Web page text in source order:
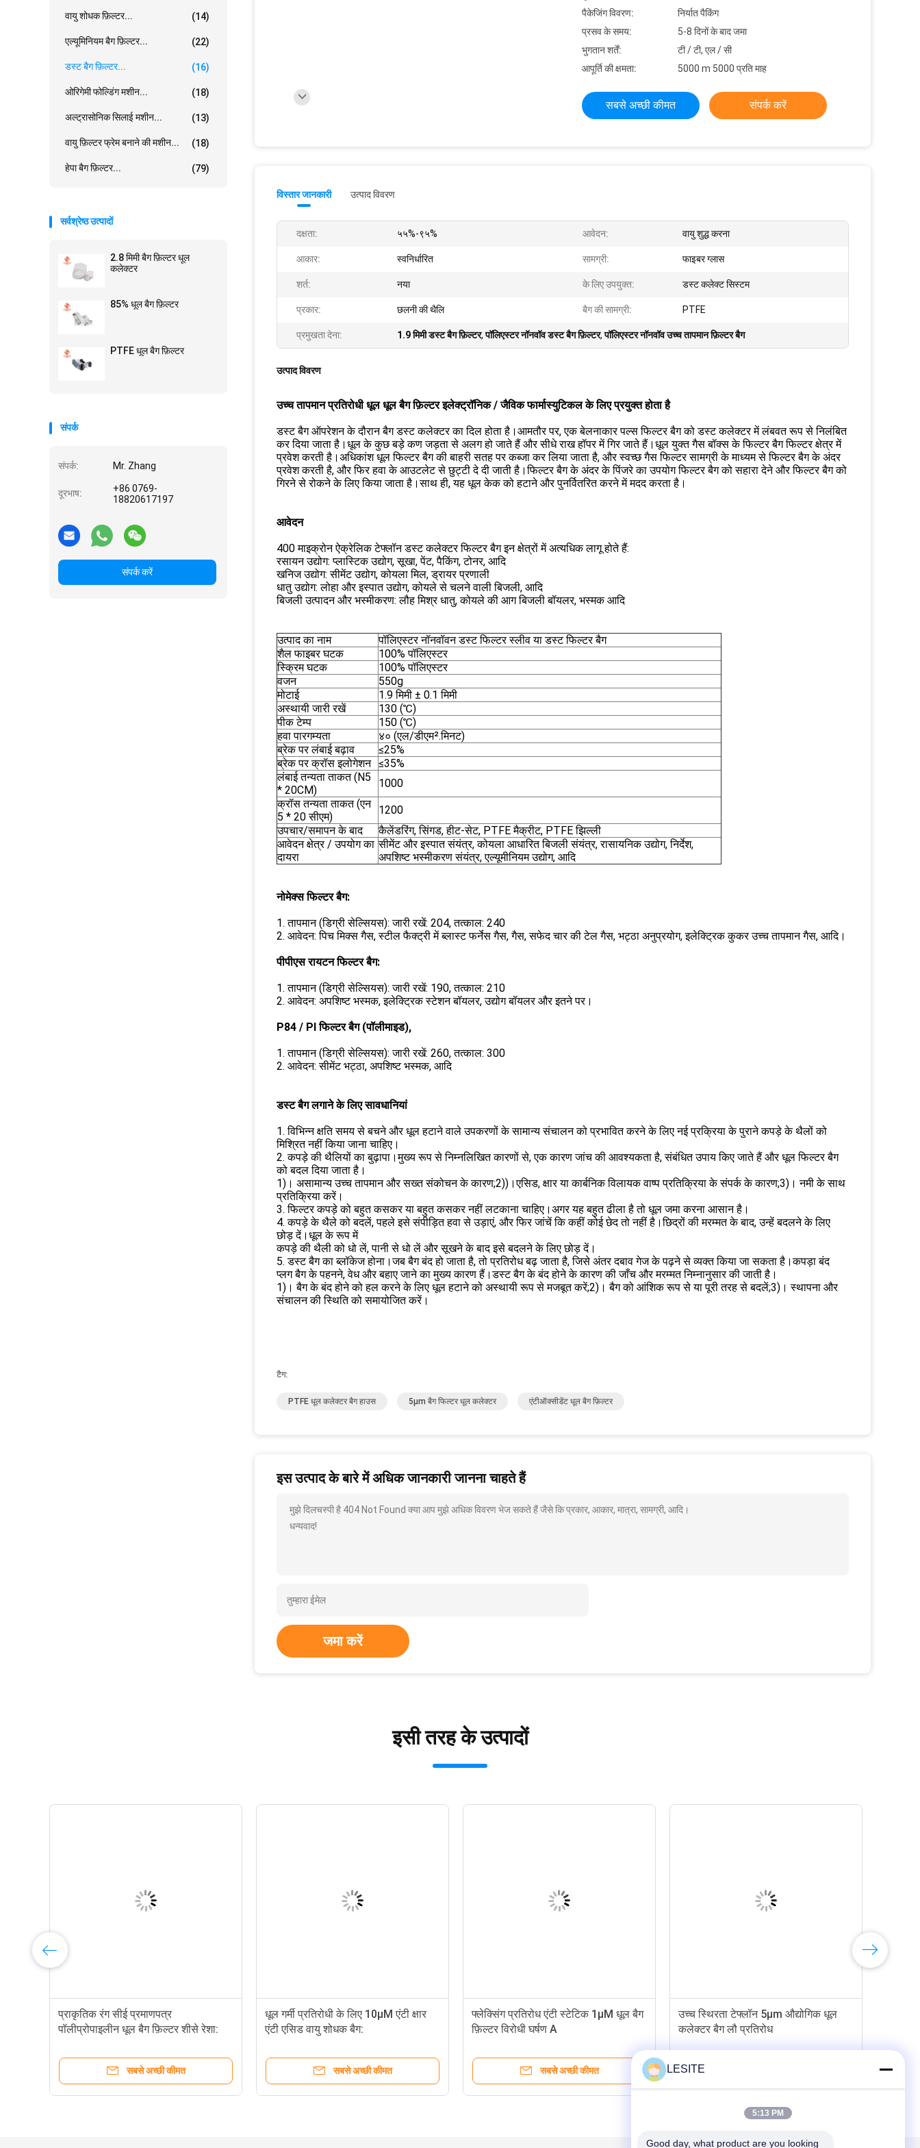
वायु शोधक फ़िल्टर... (14)
एल्यूमिनियम बैग फ़िल्टर... (22)
डस्ट बैग फ़िल्टर... (16)
ओरिगेमी फोल्डिंग मशीन... (18)
अल्ट्रासोनिक सिलाई मशीन... (13)
वायु फ़िल्टर फ्रेम बनाने की मशीन... (18)
हेपा बैग फ़िल्टर... (79)
सर्वश्रेष्ठ उत्पादों
2.8 मिमी बैग फ़िल्टर धूल
कलेक्टर
85% धूल बैग फ़िल्टर
PTFE धूल बैग फ़िल्टर
संपर्क
संपर्क: Mr. Zhang
दूरभाष:
+86 0769-
18820617197
संपर्क करें
पैकेजिंग विवरण:
निर्यात पैकिंग
प्रसव के समय:
5-8 दिनों के बाद जमा
भुगतान शर्तें:
टी / टी, एल / सी
आपूर्ति की क्षमता:
5000 m 5000 प्रति माह
सबसे अच्छी कीमत संपर्क करें
विस्तार जानकारी उत्पाद विवरण
दक्षता: ५५%-९५% आवेदन: वायु शुद्ध करना
आकार: स्वनिर्धारित सामग्री: फाइबर ग्लास
शर्त: नया के लिए उपयुक्त: डस्ट कलेक्ट सिस्टम
प्रकार: छलनी की थैलि बैग की सामग्री: PTFE
प्रमुखता देना: 1.9 मिमी डस्ट बैग फ़िल्टर,पॉलिएस्टर नॉनवॉव डस्ट बैग फ़िल्टर,पॉलिएस्टर नॉनवॉव उच्च तापमान फ़िल्टर बैग
उत्पाद विवरण
उच्च तापमान प्रतिरोधी धूल धूल बैग फ़िल्टर इलेक्ट्रॉनिक / जैविक फार्मास्युटिकल के लिए प्रयुक्त होता है
डस्ट बैग ऑपरेशन के दौरान बैग डस्ट कलेक्टर का दिल होता है।आमतौर पर, एक बेलनाकार पल्स फिल्टर बैग को डस्ट कलेक्टर में लंबवत रूप से निलंबित
कर दिया जाता है।धूल के कुछ बड़े कण जड़ता से अलग हो जाते हैं और सीधे राख हॉपर में गिर जाते हैं।धूल युक्त गैस बॉक्स के फिल्टर बैग फिल्टर क्षेत्र में
प्रवेश करती है।अधिकांश धूल फिल्टर बैग की बाहरी सतह पर कब्जा कर लिया जाता है, और स्वच्छ गैस फिल्टर सामग्री के माध्यम से फिल्टर बैग के अंदर
प्रवेश करती है, और फिर हवा के आउटलेट से छुट्टी दे दी जाती है।फिल्टर बैग के अंदर के पिंजरे का उपयोग फिल्टर बैग को सहारा देने और फिल्टर बैग को
गिरने से रोकने के लिए किया जाता है।साथ ही, यह धूल केक को हटाने और पुनर्वितरित करने में मदद करता है।
आवेदन
400 माइक्रोन ऐक्रेलिक टेफ्लॉन डस्ट कलेक्टर फिल्टर बैग इन क्षेत्रों में अत्यधिक लागू होते हैं:
रसायन उद्योग: प्लास्टिक उद्योग, सूखा, पेंट, पैकिंग, टोनर, आदि
खनिज उद्योग: सीमेंट उद्योग, कोयला मिल, ड्रायर प्रणाली
धातु उद्योग: लोहा और इस्पात उद्योग, कोयले से चलने वाली बिजली, आदि
बिजली उत्पादन और भस्मीकरण: लौह मिश्र धातु, कोयले की आग बिजली बॉयलर, भस्मक आदि
उत्पाद का नाम
पॉलिएस्टर नॉनवॉवन डस्ट फिल्टर स्लीव या डस्ट फिल्टर बैग
शैल फाइबर घटक
100% पॉलिएस्टर
स्क्रिम घटक
100% पॉलिएस्टर
वजन
550g
मोटाई
1.9 मिमी ± 0.1 मिमी
अस्थायी जारी रखें
130 (℃)
पीक टेम्प
150 (℃)
हवा पारगम्यता
४० (एल/डीएम².मिनट)
ब्रेक पर लंबाई बढ़ाव
≤25%
ब्रेक पर क्रॉस इलोगेशन ≤35%
लंबाई तन्यता ताकत (N5
* 20CM)
1000
क्रॉस तन्यता ताकत (एन
5 * 20 सीएम)
1200
उपचार/समापन के बाद
कैलेंडरिंग, सिंगड, हीट-सेट, PTFE मैक्रीट, PTFE झिल्ली
आवेदन क्षेत्र / उपयोग का
दायरा
सीमेंट और इस्पात संयंत्र, कोयला आधारित बिजली संयंत्र, रासायनिक उद्योग, निर्देश,
अपशिष्ट भस्मीकरण संयंत्र, एल्यूमीनियम उद्योग, आदि
नोमेक्स फिल्टर बैग:
1. तापमान (डिग्री सेल्सियस): जारी रखें: 204, तत्काल: 240
2. आवेदन: पिच मिक्स गैस, स्टील फैक्ट्री में ब्लास्ट फर्नेस गैस, गैस, सफेद चार की टेल गैस, भट्ठा अनुप्रयोग, इलेक्ट्रिक कुकर उच्च तापमान गैस, आदि।
पीपीएस रायटन फिल्टर बैग:
1. तापमान (डिग्री सेल्सियस): जारी रखें: 190, तत्काल: 210
2. आवेदन: अपशिष्ट भस्मक, इलेक्ट्रिक स्टेशन बॉयलर, उद्योग बॉयलर और इतने पर।
P84 / PI फिल्टर बैग (पॉलीमाइड),
1. तापमान (डिग्री सेल्सियस): जारी रखें: 260, तत्काल: 300
2. आवेदन: सीमेंट भट्ठा, अपशिष्ट भस्मक, आदि
डस्ट बैग लगाने के लिए सावधानियां
1. विभिन्न क्षति समय से बचने और धूल हटाने वाले उपकरणों के सामान्य संचालन को प्रभावित करने के लिए नई प्रक्रिया के पुराने कपड़े के थैलों को
मिश्रित नहीं किया जाना चाहिए।
2. कपड़े की थैलियों का बुढ़ापा।मुख्य रूप से निम्नलिखित कारणों से, एक कारण जांच की आवश्यकता है, संबंधित उपाय किए जाते हैं और धूल फिल्टर बैग
को बदल दिया जाता है।
1)। असामान्य उच्च तापमान और सख्त संकोचन के कारण;2))।एसिड, क्षार या कार्बनिक विलायक वाष्प प्रतिक्रिया के संपर्क के कारण;3)। नमी के साथ
प्रतिक्रिया करें।
3. फिल्टर कपड़े को बहुत कसकर या बहुत कसकर नहीं लटकाना चाहिए।अगर यह बहुत ढीला है तो धूल जमा करना आसान है।
4. कपड़े के थैले को बदलें, पहले इसे संपीड़ित हवा से उड़ाएं, और फिर जांचें कि कहीं कोई छेद तो नहीं है।छिद्रों की मरम्मत के बाद, उन्हें बदलने के लिए
छोड़ दें।धूल के रूप में
कपड़े की थैली को धो लें, पानी से धो लें और सूखने के बाद इसे बदलने के लिए छोड़ दें।
5. डस्ट बैग का ब्लॉकेज होना।जब बैग बंद हो जाता है, तो प्रतिरोध बढ़ जाता है, जिसे अंतर दबाव गेज के पढ़ने से व्यक्त किया जा सकता है।कपड़ा बंद
प्लग बैग के पहनने, वेध और बहाए जाने का मुख्य कारण हैं।डस्ट बैग के बंद होने के कारण की जाँच और मरम्मत निम्नानुसार की जाती है।
1)। बैग के बंद होने को हल करने के लिए धूल हटाने को अस्थायी रूप से मजबूत करें;2)। बैग को आंशिक रूप से या पूरी तरह से बदलें;3)। स्थापना और
संचालन की स्थिति को समायोजित करें।
टैग:
PTFE धूल कलेक्टर बैग हाउस 5μm बैग फिल्टर धूल कलेक्टर एंटीऑक्सीडेंट धूल बैग फ़िल्टर
इस उत्पाद के बारे में अधिक जानकारी जानना चाहते हैं
मुझे दिलचस्पी है 404 Not Found क्या आप मुझे अधिक विवरण भेज सकते हैं जैसे कि प्रकार, आकार, मात्रा, सामग्री, आदि।
धन्यवाद!
जमा करें
इसी तरह के उत्पादों
प्राकृतिक रंग सीई प्रमाणपत्र
पॉलीप्रोपाइलीन धूल बैग फ़िल्टर शीसे रेशा:
सबसे अच्छी कीमत
धूल गर्मी प्रतिरोधी के लिए 10μM एंटी क्षार
एंटी एसिड वायु शोधक बैग:
सबसे अच्छी कीमत
फ्लेक्सिंग प्रतिरोध एंटी स्टेटिक 1μM धूल बैग
फ़िल्टर विरोधी घर्षण A
सबसे अच्छी कीमत
उच्च स्थिरता टेफ्लॉन 5μm औद्योगिक धूल
कलेक्टर बैग लौ प्रतिरोध
LESITE
5:13 PM
Good day, what product are you looking